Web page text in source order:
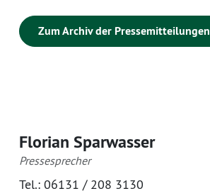
Zum Archiv der Pressemitteilungen
Florian Sparwasser
Pressesprecher
Tel.: 06131 / 208 3130